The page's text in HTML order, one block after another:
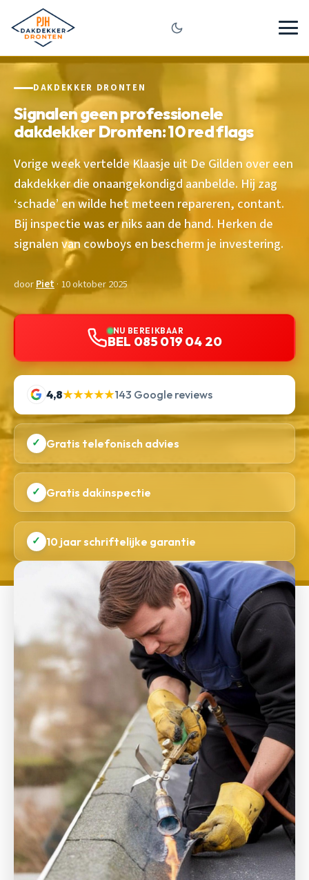
DAKDEKKER DRONTEN
Signalen geen professionele
dakdekker Dronten: 10 red flags
Vorige week vertelde Klaasje uit De Gilden over een
dakdekker die onaangekondigd aanbelde. Hij zag
‘schade’ en wilde het meteen repareren, contant.
Bij inspectie was er niks aan de hand. Herken de
signalen van cowboys en bescherm je investering.
doorPiet· 10 oktober 2025
NU BEREIKBAAR
BEL 085 019 04 20
4,8★★★★★143 Google reviews
✓ Gratis telefonisch advies
✓ Gratis dakinspectie
✓ 10 jaar schriftelijke garantie